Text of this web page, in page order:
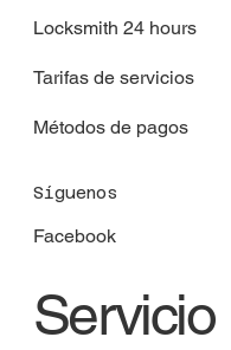
Locksmith 24 hours
Tarifas de servicios
Métodos de pagos
Síguenos
Facebook
Servicio